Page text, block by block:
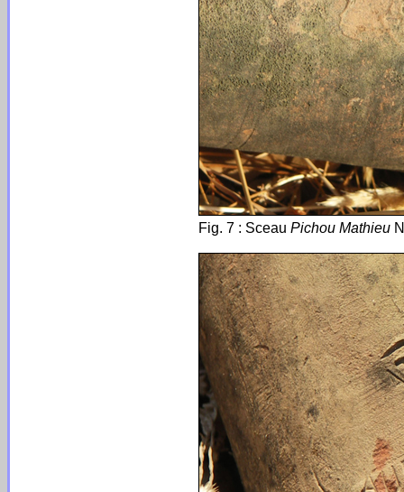
Fig. 7 : Sceau Pichou Mathieu